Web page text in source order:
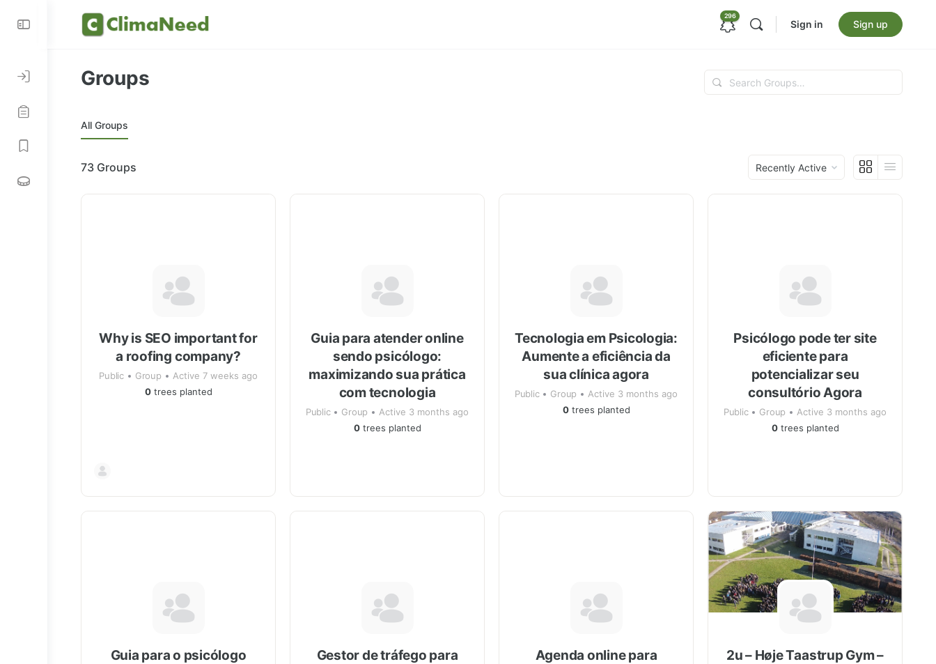
296
Sign in Sign up
Groups
Search
Groups…
All Groups
73 Groups
Order
By:
Why is SEO important for
a roofing company?
Public Group
Active 7 weeks ago
0trees planted
Guia para atender online
sendo psicólogo:
maximizando sua prática
com tecnologia
Public Group
Active 3 months ago
0trees planted
Tecnologia em Psicologia:
Aumente a eficiência da
sua clínica agora
Public Group
Active 3 months ago
0trees planted
Psicólogo pode ter site
eficiente para
potencializar seu
consultório Agora
Public Group
Active 3 months ago
0trees planted
Guia para o psicólogo
Gestor de tráfego para
Agenda online para
2u – Høje Taastrup Gym –